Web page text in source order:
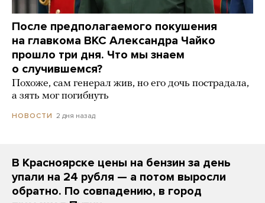
После предполагаемого покушения
на главкома ВКС Александра Чайко
прошло три дня. Что мы знаем
о случившемся?
Похоже, сам генерал жив, но его дочь пострадала,
а зять мог погибнуть
НОВОСТИ 2 дня назад
В Красноярске цены на бензин за день
упали на 24 рубля — а потом выросли
обратно. По совпадению, в город